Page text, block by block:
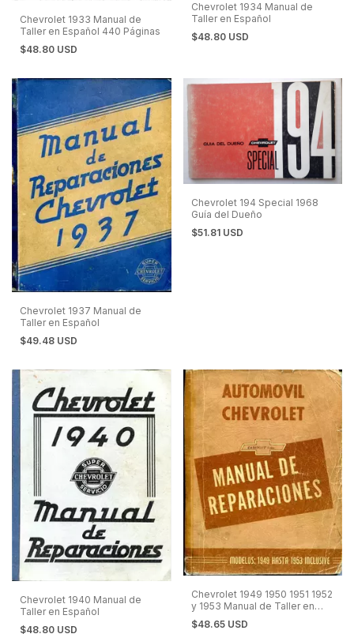
Chevrolet 1933 Manual de
Taller en Español 440 Páginas
$48.80 USD
Chevrolet 1934 Manual de
Taller en Español
$48.80 USD
Chevrolet 1937 Manual de
Taller en Español
$49.48 USD
Chevrolet 194 Special 1968
Guía del Dueño
$51.81 USD
Chevrolet 1940 Manual de
Taller en Español
$48.80 USD
Chevrolet 1949 1950 1951 1952
y 1953 Manual de Taller en
Español
$48.65 USD